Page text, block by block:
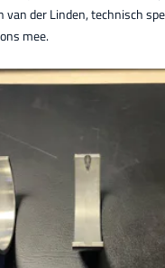
van der Linden, technisch
mee.